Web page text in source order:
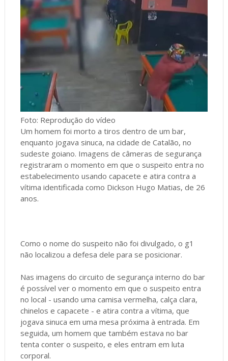
Foto: Reprodução do vídeo
Um homem foi morto a tiros dentro de um bar,
enquanto jogava sinuca, na cidade de Catalão, no
sudeste goiano. Imagens de câmeras de segurança
registraram o momento em que o suspeito entra no
estabelecimento usando capacete e atira contra a
vítima identificada como Dickson Hugo Matias, de 26
anos.
Como o nome do suspeito não foi divulgado, o g1
não localizou a defesa dele para se posicionar.
Nas imagens do circuito de segurança interno do bar
é possível ver o momento em que o suspeito entra
no local - usando uma camisa vermelha, calça clara,
chinelos e capacete - e atira contra a vítima, que
jogava sinuca em uma mesa próxima à entrada. Em
seguida, um homem que também estava no bar
tenta conter o suspeito, e eles entram em luta
corporal.